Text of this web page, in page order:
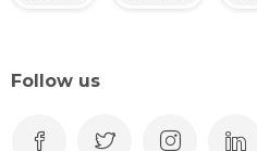
Follow us